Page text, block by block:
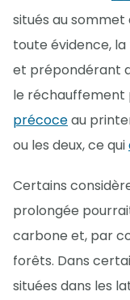
situés au
toute évidence,
et prépondérant
le réchauffement
précoceau
ou les deux, ce qui
Certains
prolongée
carbone et, par
forêts. Dans
situées dans les